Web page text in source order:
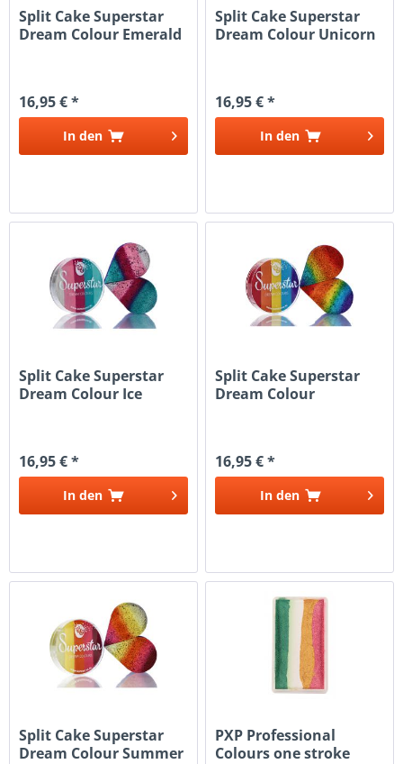
Split Cake Superstar
Dream Colour Emerald
16,95 € *
In den
Split Cake Superstar
Dream Colour Unicorn
16,95 € *
In den
Split Cake Superstar
Dream Colour Ice
16,95 € *
In den
Split Cake Superstar
Dream Colour
16,95 € *
In den
Split Cake Superstar
Dream Colour Summer
PXP Professional
Colours one stroke